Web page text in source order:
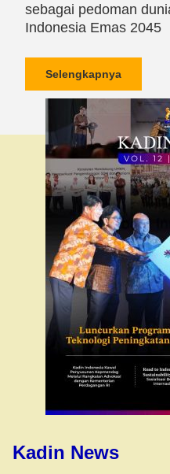
sebagai pedoman
Indonesia Emas 2045
Selengkapnya
Kadin News